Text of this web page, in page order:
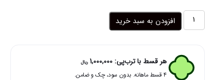
مژه
Kajal
افزودن به سبد خرید
هر قسط با ترب‌پی: 1,000,000 ریال
۴ قسط ماهانه. بدون سود، چک و ضامن.